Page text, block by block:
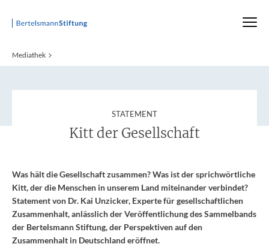
Startseite
Mediathek
STATEMENT:
Kitt der Gesellschaft
Was hält die Gesellschaft zusammen? Was ist der sprichwörtliche
Kitt, der die Menschen in unserem Land miteinander verbindet?
Statement von Dr. Kai Unzicker, Experte für gesellschaftlichen
Zusammenhalt, anlässlich der Veröffentlichung des Sammelbands
der Bertelsmann Stiftung, der Perspektiven auf den
Zusammenhalt in Deutschland eröffnet.